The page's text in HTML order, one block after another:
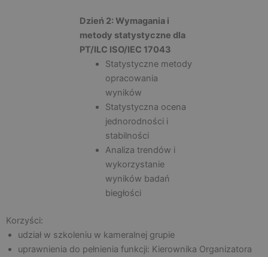
Dzień 2: Wymagania i
metody statystyczne dla
PT/ILC ISO/IEC 17043
Statystyczne metody
opracowania
wyników
Statystyczna ocena
jednorodności i
stabilności
Analiza trendów i
wykorzystanie
wyników badań
biegłości
Korzyści:
udział w szkoleniu w kameralnej grupie
uprawnienia do pełnienia funkcji: Kierownika Organizatora